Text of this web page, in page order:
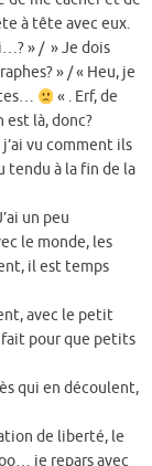
à tête avec eux.
» / » Je dois
» / « Heu, je
« . Erf, de
là, donc?
vu comment ils
tendu à la fin de la
un peu
le monde, les
il est temps
avec le petit
fait pour que petits
qui en découlent,
de liberté, le
je repars avec